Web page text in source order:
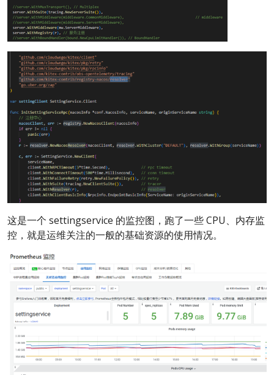
这是一个 settingservice 的监控图，跑了一些 CPU、内存监
控，就是运维关注的一般的基础资源的使用情况。